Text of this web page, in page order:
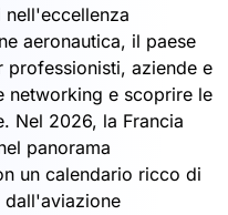
aeronautica, il paese
aziende e
networking e scoprire le
Nel 2026, la Francia
panorama
un calendario ricco di
dall'aviazione